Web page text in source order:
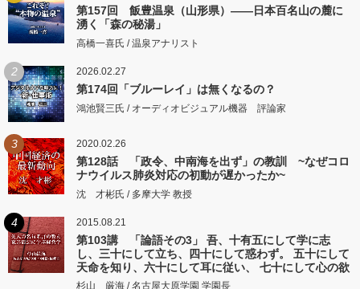
第157回 飯豊温泉（山形県）――日本百名山の麓に
湧く「森の秘湯」
高橋一喜氏 / 温泉アナリスト
2 2026.02.27
第174回「ブルーレイ」は無くなるの？
鴻池賢三氏 / オーディオビジュアル機器 評論家
3 2020.02.26
第128話 「政令、中南海を出ず」の教訓 ~なぜコロ
ナウイルス肺炎対応の初動が遅かったか~
沈 才彬氏 / 多摩大学 教授
4 2015.08.21
第103講 「論語その3」 吾、十有五にして学に志
し、三十にして立ち、四十にして惑わず。 五十にして
天命を知り、六十にして耳に従い、 七十にして心の欲
するところに従いて矩をこえず。
杉山 厳海 / 名古屋大原学園 学園長